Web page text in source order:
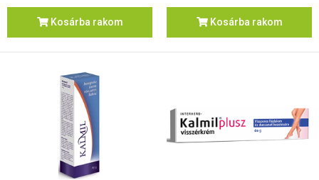
Kosárba rakom Kosárba rakom